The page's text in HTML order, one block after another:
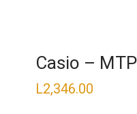
Casio –
L2,346.00